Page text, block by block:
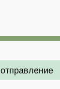
отправление